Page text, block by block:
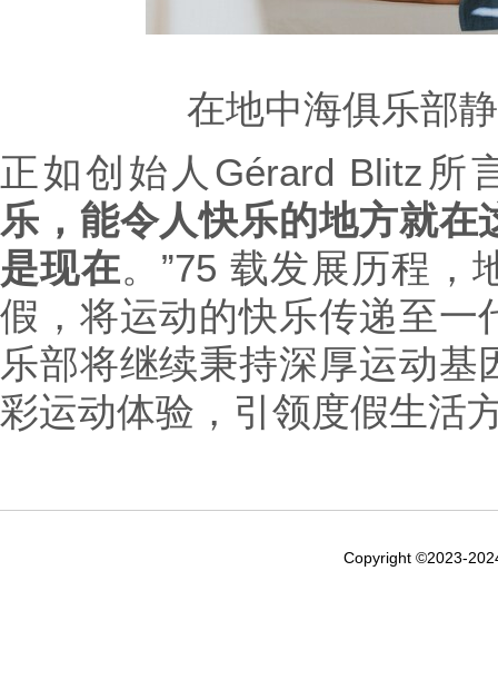
在地中海俱乐部
正如创始人Gérard Blitz所
乐，能令人快乐的地方就
是现在。”75 载发展历程，
假，将运动的快乐传递至一
乐部将继续秉持深厚运动
彩运动体验，引领度假生活
Copyright ©2023-